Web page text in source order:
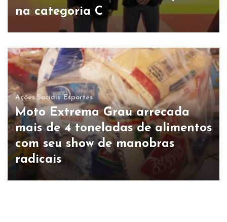
na categoria C
Ações Sociais Esportes
Moto Extrema Grau arrecada
mais de 4 toneladas de alimentos
com seu show de manobras
radicais